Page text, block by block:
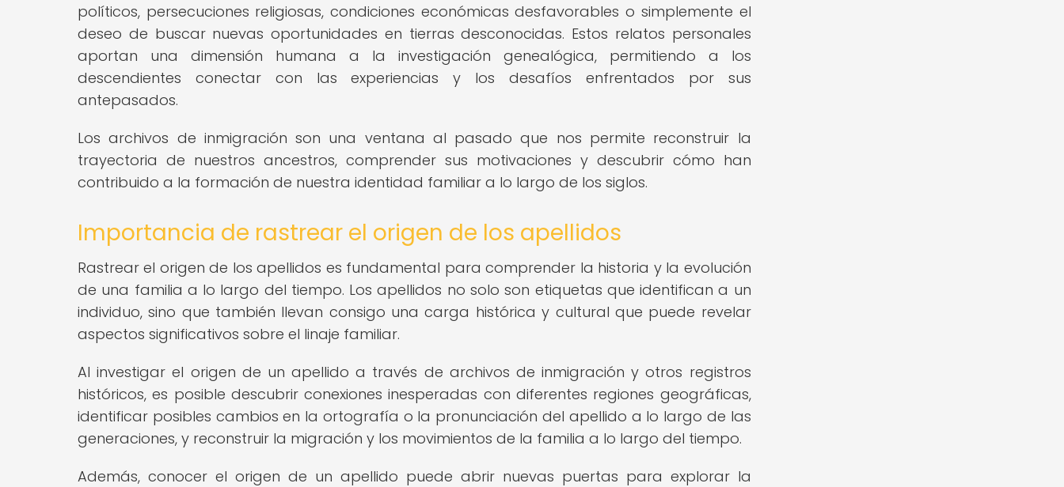
políticos, persecuciones religiosas, condiciones económicas desfavorables o simplemente el
deseo de buscar nuevas oportunidades en tierras desconocidas. Estos relatos personales
aportan una dimensión humana a la investigación genealógica, permitiendo a los
descendientes conectar con las experiencias y los desafíos enfrentados por sus
antepasados.
Los archivos de inmigración son una ventana al pasado que nos permite reconstruir la
trayectoria de nuestros ancestros, comprender sus motivaciones y descubrir cómo han
contribuido a la formación de nuestra identidad familiar a lo largo de los siglos.
Importancia de rastrear el origen de los apellidos
Rastrear el origen de los apellidos es fundamental para comprender la historia y la evolución
de una familia a lo largo del tiempo. Los apellidos no solo son etiquetas que identifican a un
individuo, sino que también llevan consigo una carga histórica y cultural que puede revelar
aspectos significativos sobre el linaje familiar.
Al investigar el origen de un apellido a través de archivos de inmigración y otros registros
históricos, es posible descubrir conexiones inesperadas con diferentes regiones geográficas,
identificar posibles cambios en la ortografía o la pronunciación del apellido a lo largo de las
generaciones, y reconstruir la migración y los movimientos de la familia a lo largo del tiempo.
Además, conocer el origen de un apellido puede abrir nuevas puertas para explorar la